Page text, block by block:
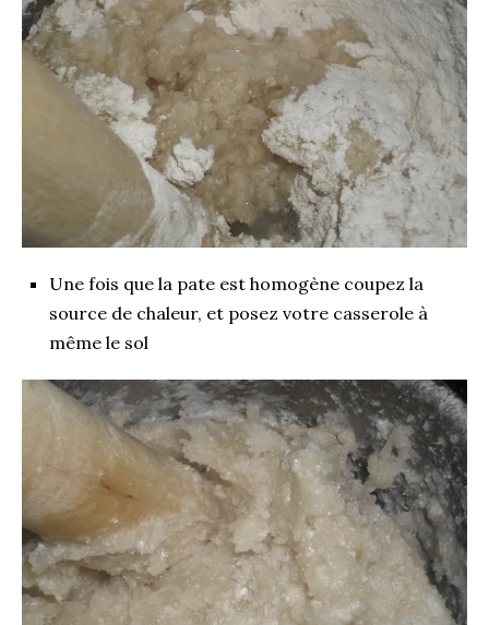
Une fois que la pate est homogène coupez la
source de chaleur, et posez votre casserole à
même le sol